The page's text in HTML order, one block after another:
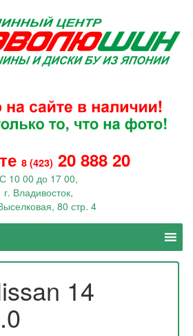
8 (423) 20 888 20
С 10 00 до 17 00,
г. Владивосток,
80 стр. 4
14